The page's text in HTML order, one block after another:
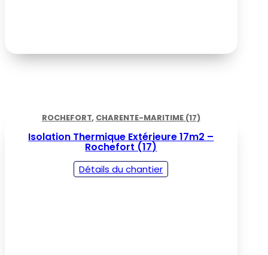
ROCHEFORT, CHARENTE-MARITIME (17)
Isolation Thermique Extérieure 17m2 –
Rochefort (17)
Détails du chantier